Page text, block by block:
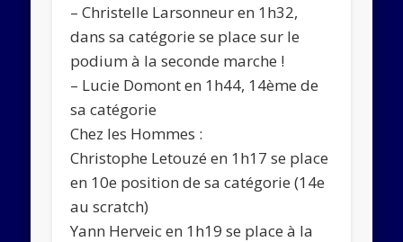
– Christelle Larsonneur en 1h32,
dans sa catégorie se place sur le
podium à la seconde marche !
– Lucie Domont en 1h44, 14ème de
sa catégorie
Chez les Hommes :
Christophe Letouzé en 1h17 se place
en 10e position de sa catégorie (14e
au scratch)
Yann Herveic en 1h19 se place à la